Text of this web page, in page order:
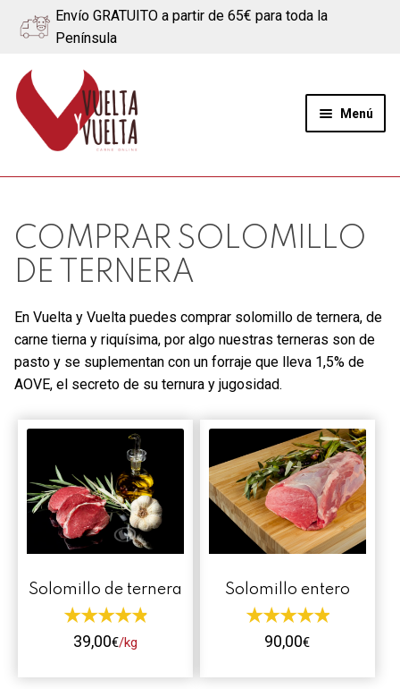
Envío GRATUITO a partir de 65€ para toda la
Península
Ir
a
navegación
Ir
al
contenido
Menú
Quiénes somos
hijo
Ternera
Cerdo
Quesos
Blog
Mi cuenta
0 productos
COMPRAR SOLOMILLO
DE TERNERA
En Vuelta y Vuelta puedes comprar solomillo de ternera, de
carne tierna y riquísima, por algo nuestras terneras son de
pasto y se suplementan con un forraje que lleva 1,5% de
AOVE, el secreto de su ternura y jugosidad.
Solomillo de ternera
39,00€/kg
Este
Solomillo entero
90,00€